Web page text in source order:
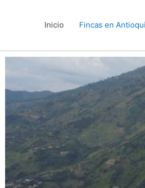
Inicio Fincas en